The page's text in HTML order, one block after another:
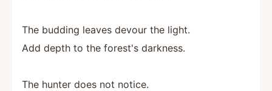
The budding leaves devour the light.
Add depth to the forest's darkness.
The hunter does not notice.